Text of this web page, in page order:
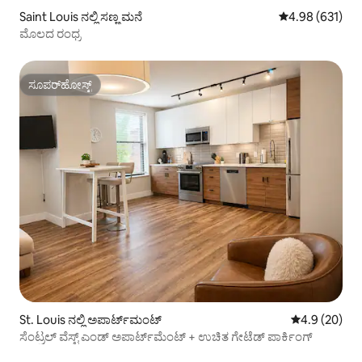
Saint Louis ನಲ್ಲಿ ಸಣ್ಣ ಮನೆ 5 ರಲ್ಲಿ 4.98
4.98 (631)
ಮೊಲದ ರಂಧ್ರ
ಸೂಪರ್‌ಹೋಸ್ಟ್
ಸೂಪರ್‌ಹೋಸ್ಟ್
St. Louis ನಲ್ಲಿ ಅಪಾರ್ಟ್‌ಮಂಟ್ 5 ರಲ್ಲಿ 4.9
4.9 (20)
ಸೆಂಟ್ರಲ್ ವೆಸ್ಟ್ ಎಂಡ್ ಅಪಾರ್ಟ್‌ಮೆಂಟ್ + ಉಚಿತ ಗೇಟೆಡ್ ಪಾರ್ಕಿಂಗ್